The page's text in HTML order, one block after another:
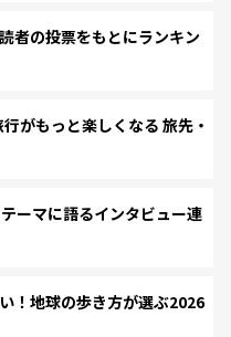
者の投票をもとにランキン
がもっと楽しくなる 旅先・
ーマに語るインタビュー連
！地球の歩き方が選ぶ2026